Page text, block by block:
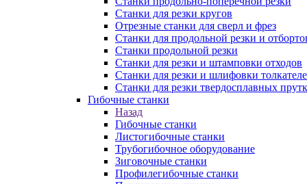
Станки для резки кругов
Отрезные станки для сверл и фрез
Станки для продольной резки и
Станки продольной резки
Станки для резки и штамповки отходов
Станки для резки и шлифовки
Станки для резки твердосплавных
Гибочные станки
Назад
Гибочные станки
Листогибочные станки
Трубогибочное оборудование
Зиговочные станки
Профилегибочные станки